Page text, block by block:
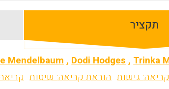
תקציר
Mendelbaum,Dodi Hodges,Trinka
גישות הוראת קריאה: שיטות